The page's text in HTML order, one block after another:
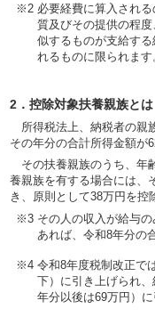
※2 必要経費に算入される
質及びその提供の程
似するものが支給す
れるものに限られます
2．控除対象扶養親族とは
所得税法上、納税者の親
その年分の合計所得金額が
その扶養親族のうち、年
養親族を有する場合には、
き、原則として38万円を控
※3 その人の収入が給与
あれば、令和8年分の
※4 令和8年度税制改正で
下）に引き上げられ
年分以後は69万円）